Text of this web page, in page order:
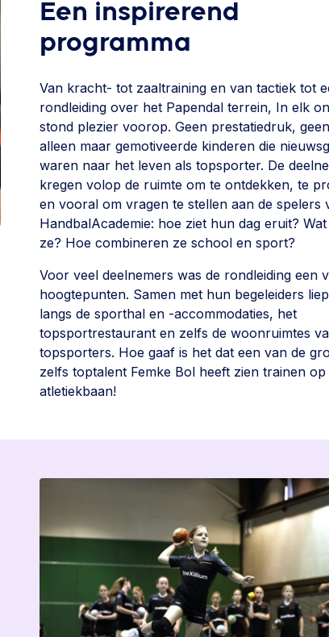
Een inspirerend
programma
Van kracht- tot zaaltraining en van tactiek tot
rondleiding over het Papendal terrein, In elk
stond plezier voorop. Geen prestatiedruk,
alleen maar gemotiveerde kinderen die
waren naar het leven als topsporter. De
kregen volop de ruimte om te ontdekken, te
en vooral om vragen te stellen aan de spelers
HandbalAcademie: hoe ziet hun dag eruit?
ze? Hoe combineren ze school en sport?
Voor veel deelnemers was de rondleiding een
hoogtepunten. Samen met hun begeleiders
langs de sporthal en -accommodaties, het
topsportrestaurant en zelfs de woonruimtes
topsporters. Hoe gaaf is het dat een van de
zelfs toptalent Femke Bol heeft zien trainen op
atletiekbaan!